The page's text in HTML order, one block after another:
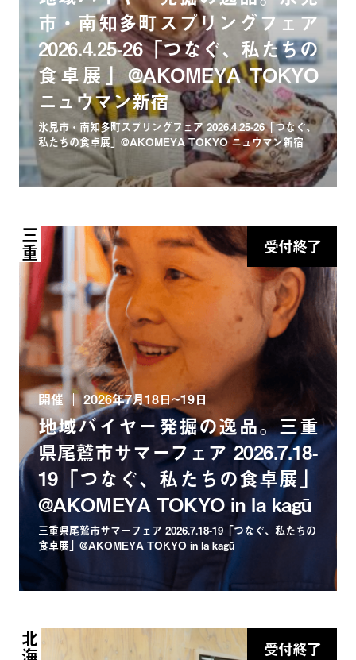
市・南知多町スプリングフェア
2026.4.25-26「つなぐ、私たちの
食卓展」@AKOMEYA TOKYO
ニュウマン新宿
氷見市・南知多町スプリングフェア 2026.4.25-26「つなぐ、
私たちの食卓展」@AKOMEYA TOKYO ニュウマン新宿
受付終了
三重
開催 2026年7月18日~19日
地域バイヤー発掘の逸品。三重
県尾鷲市サマーフェア 2026.7.18-
19「つなぐ、私たちの食卓展」
@AKOMEYA TOKYO in la kagū
三重県尾鷲市サマーフェア 2026.7.18-19「つなぐ、私たちの
食卓展」@AKOMEYA TOKYO in la kagū
受付終了